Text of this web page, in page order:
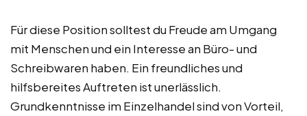
Für diese Position solltest du Freude am Umgang
mit Menschen und ein Interesse an Büro- und
Schreibwaren haben. Ein freundliches und
hilfsbereites Auftreten ist unerlässlich.
Grundkenntnisse im Einzelhandel sind von Vorteil,